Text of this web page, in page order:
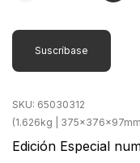
Suscríbase
SKU: 65030312
(1.626kg |
Edición Especial